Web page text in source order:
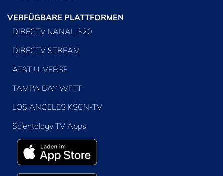
VERFÜGBARE PLATTFORMEN
DIRECTV KANAL 320
DIRECTV STREAM
AT&T U-VERSE
TAMPA BAY WFTT
LOS ANGELES KSCN-TV
Scientology TV Apps